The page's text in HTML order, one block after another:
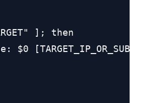
]; then
$0